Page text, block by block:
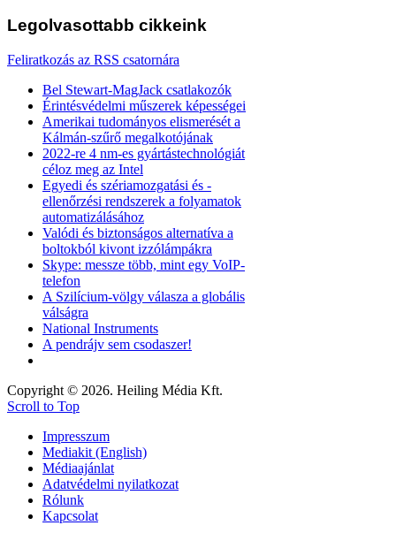
Legolvasottabb cikkeink
Feliratkozás az RSS csatornára
Bel Stewart-MagJack csatlakozók
Érintésvédelmi műszerek képességei
Amerikai tudományos elismerését a
Kálmán-szűrő megalkotójának
2022-re 4 nm-es gyártástechnológiát
céloz meg az Intel
Egyedi és szériamozgatási és -
ellenőrzési rendszerek a folyamatok
automatizálásához
Valódi és biztonságos alternatíva a
boltokból kivont izzólámpákra
Skype: messze több, mint egy VoIP-
telefon
A Szilícium-völgy válasza a globális
válságra
National Instruments
A pendrájv sem csodaszer!
Copyright © 2026. Heiling Média Kft.
Scroll to Top
Impresszum
Mediakit (English)
Médiaajánlat
Adatvédelmi nyilatkozat
Rólunk
Kapcsolat